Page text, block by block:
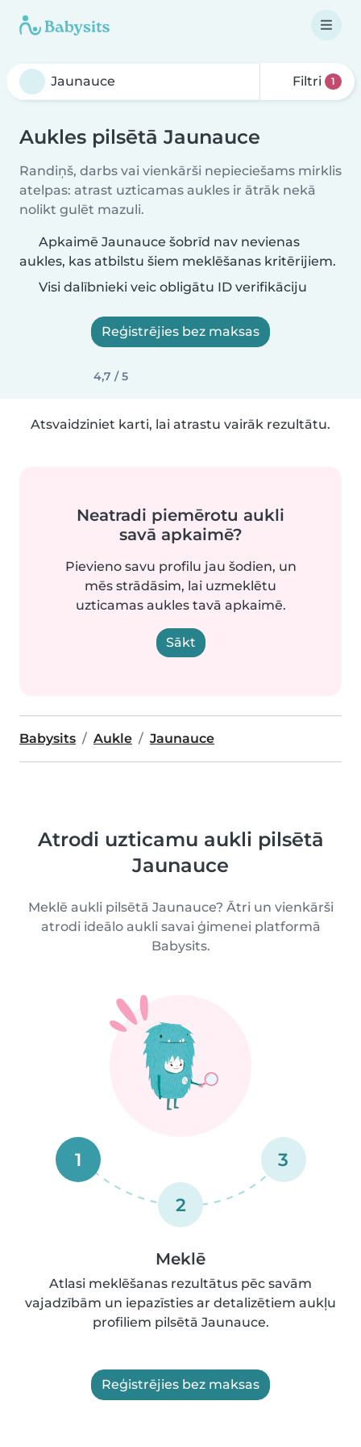
Filtri 1
Aukles pilsētā Jaunauce
Randiņš, darbs vai vienkārši nepieciešams mirklis
atelpas: atrast uzticamas aukles ir ātrāk nekā
nolikt gulēt mazuli.
Apkaimē Jaunauce šobrīd nav nevienas
aukles, kas atbilstu šiem meklēšanas kritērijiem.
Visi dalībnieki veic obligātu ID verifikāciju
Reģistrējies bez maksas
4,7 / 5
Atsvaidziniet karti, lai atrastu vairāk rezultātu.
Neatradi piemērotu aukli
savā apkaimē?
Pievieno savu profilu jau šodien, un
mēs strādāsim, lai uzmeklētu
uzticamas aukles tavā apkaimē.
Sākt
Babysits Aukle Jaunauce
Atrodi uzticamu aukli pilsētā
Jaunauce
Meklē aukli pilsētā Jaunauce? Ātri un vienkārši
atrodi ideālo aukli savai ģimenei platformā
Babysits.
1
2
3
Meklē
Atlasi meklēšanas rezultātus pēc savām
vajadzībām un iepazīsties ar detalizētiem aukļu
profiliem pilsētā Jaunauce.
Reģistrējies bez maksas